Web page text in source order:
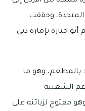
المتحدة، وحققت
جبارة بإمارة دبي
بالمطعم، وهو ما
الشعبية
مفتوح لزبائنه على